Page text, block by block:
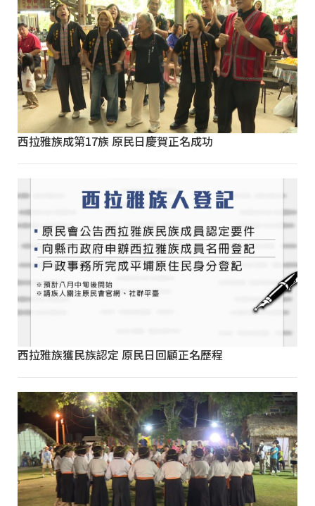
西拉雅族成第17族 原民日慶賀正名成功
西拉雅族獲民族認定 原民日回顧正名歷程